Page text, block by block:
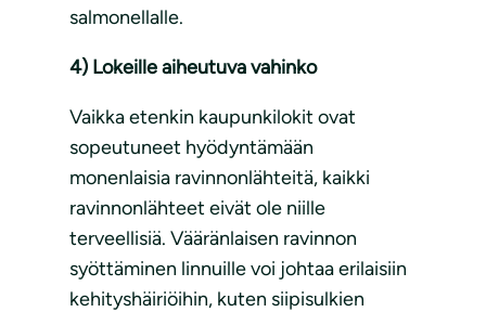
salmonellalle.
4) Lokeille aiheutuva vahinko
Vaikka etenkin kaupunkilokit ovat
sopeutuneet hyödyntämään
monenlaisia ravinnonlähteitä, kaikki
ravinnonlähteet eivät ole niille
terveellisiä. Vääränlaisen ravinnon
syöttäminen linnuille voi johtaa erilaisiin
kehityshäiriöihin, kuten siipisulkien